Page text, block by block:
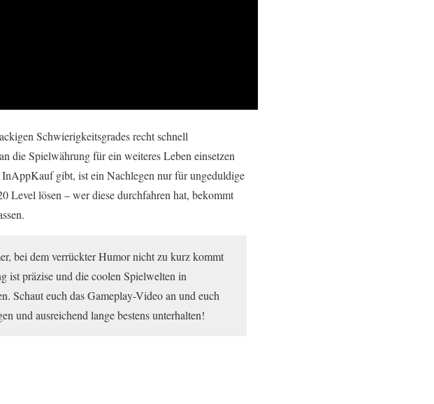
Schwierigkeitsgrades recht schnell
die Spielwährung für ein weiteres Leben einsetzen
gibt, ist ein Nachlegen nur für ungeduldige
Level lösen – wer diese durchfahren hat, bekommt
bei dem verrückter Humor nicht zu kurz kommt
ist präzise und die coolen Spielwelten in
Schaut euch das Gameplay-Video an und euch
und ausreichend lange bestens unterhalten!